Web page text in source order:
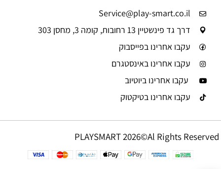
Service@play-smart.co.il
דרך גד פינשטיין 13 רחובות, קומה 3, מחסן 303
עקבו אחרינו בפייסבוק
עקבו אחרינו באינסטגרם
עקבו אחרינו ביוטיוב
עקבו אחרינו בטיקטוק
PLAYSMART 2026©Al Rights Reserved